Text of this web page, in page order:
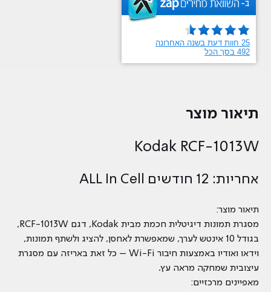
תיאור מוצר
Kodak RCF-1013W
אחריות: 12 חודשים ALL In Cell
תיאור מוצר:
מסגרת תמונות דיגיטלית חכמת מבית ‎Kodak, דגם RCF-1013W,
בגודל 10 אינטש לערך, שמאפשרת לאחסן, להציג ולשתף תמונות,
וידאו ואודיו באמצעות חיבור Wi-Fi – כל זאת באריזה עם מסגרת
עיצובית שמחקה מראה עץ.
מאפיינים מרכזיים: